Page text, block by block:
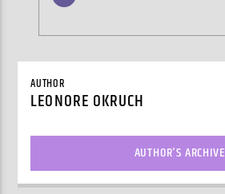
AUTHOR
LEONORE OKRUCH
AUTHOR'S ARCHIVE